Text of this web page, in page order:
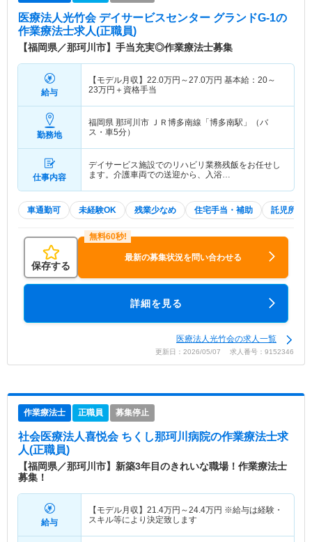
医療法人光竹会 デイサービスセンター グランドG-1の
作業療法士求人(正職員)
【福岡県／那珂川市】手当充実◎作業療法士募集
給与
【モデル月収】 22.0万円～27.0万円 基本給：20～
23万円＋資格手当
勤務地
福岡県 那珂川市 ＪＲ博多南線「博多南駅」（バ
ス・車5分）
仕事内容
デイサービス施設でのリハビリ業務残飯をお任せし
ます。介護車両での送迎から、入浴…
車通勤可 未経験OK 残業少なめ 住宅手当・補助 託児所・
保存する
最新の募集状況を問い合わせる
詳細を見る
医療法人光竹会の求人一覧
更新日：2026/05/07 求人番号：9152346
作業療法士 正職員 募集停止
社会医療法人喜悦会 ちくし那珂川病院の作業療法士求
人(正職員)
【福岡県／那珂川市】新築3年目のきれいな職場！作業療法士
募集！
給与
【モデル月収】 21.4万円～24.4万円 ※給与は経験・
スキル等により決定致します